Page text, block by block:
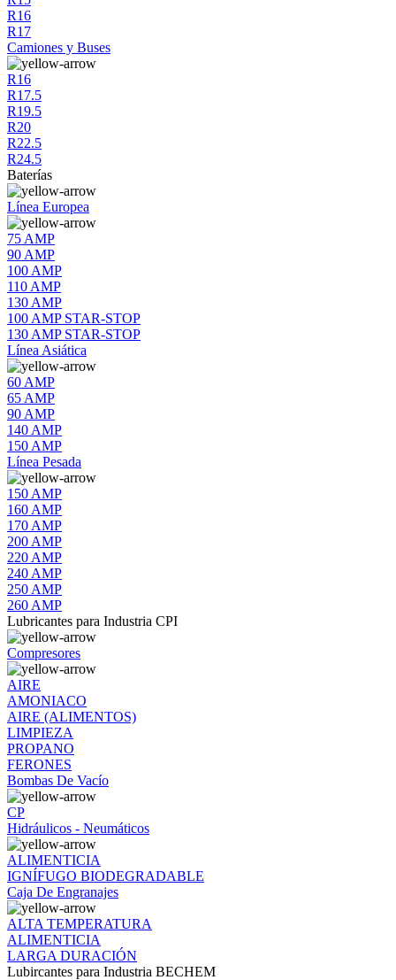
R16
R17
Camiones y Buses
R16
R17.5
R19.5
R20
R22.5
R24.5
Baterías
Línea Europea
75 AMP
90 AMP
100 AMP
110 AMP
130 AMP
100 AMP STAR-STOP
130 AMP STAR-STOP
Línea Asiática
60 AMP
65 AMP
90 AMP
140 AMP
150 AMP
Línea Pesada
150 AMP
160 AMP
170 AMP
200 AMP
220 AMP
240 AMP
250 AMP
260 AMP
Lubricantes para Industria CPI
Compresores
AIRE
AMONIACO
AIRE (ALIMENTOS)
LIMPIEZA
PROPANO
FERONES
Bombas De Vacío
CP
Hidráulicos - Neumáticos
ALIMENTICIA
IGNÍFUGO BIODEGRADABLE
Caja De Engranajes
ALTA TEMPERATURA
ALIMENTICIA
LARGA DURACIÓN
Lubircantes para Industria BECHEM